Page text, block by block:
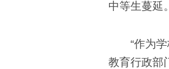
中等生蔓延
“作为学校
教育行政部